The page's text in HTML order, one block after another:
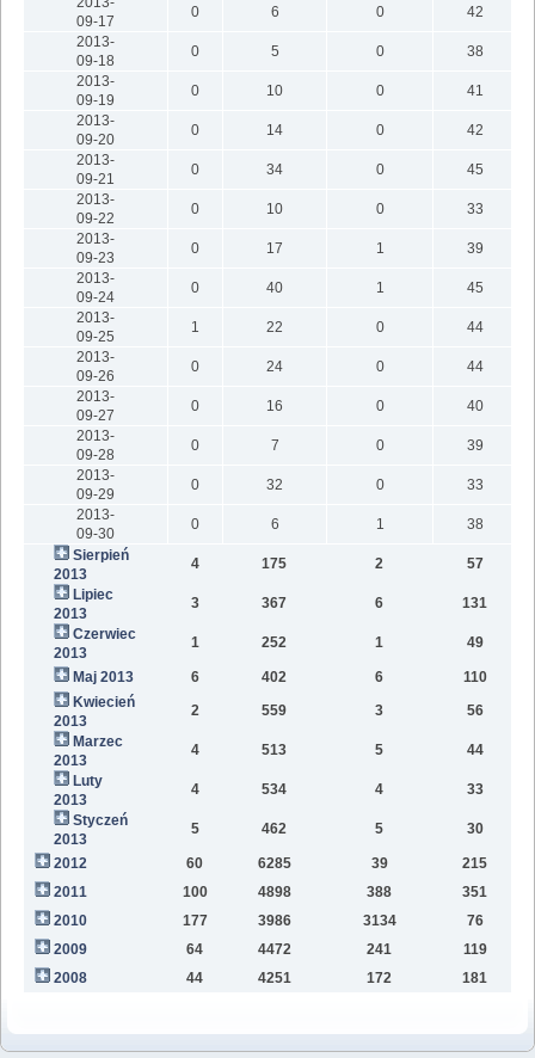
09-17
0 6 0
42
2013-
09-18
0 5 0
38
2013-
09-19
0 10 0
41
2013-
09-20
0 14 0
42
2013-
09-21
0 34 0
45
2013-
09-22
0 10 0
33
2013-
09-23
0 17 1
39
2013-
09-24
0 40 1
45
2013-
09-25
1 22 0
44
2013-
09-26
0 24 0
44
2013-
09-27
0 16 0
40
2013-
09-28
0 7 0
39
2013-
09-29
0 32 0
33
2013-
09-30
0 6 1
38
Sierpień
2013
4 175 2
57
Lipiec
2013
3 367 6
131
Czerwiec
2013
1 252 1 49
Maj 2013 6 402 6
110
Kwiecień
2013
2 559 3
56
Marzec
2013
4 513 5
44
Luty
2013
4 534 4
33
Styczeń
2013
5 462 5 30
2012 60 6285 39
215
2011
100 4898 388
351
2010
177 3986 3134
76
2009
64 4472 241
119
2008
44 4251 172 181